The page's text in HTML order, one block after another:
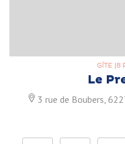
GÎTE |8
Le
3 rue de Boubers,